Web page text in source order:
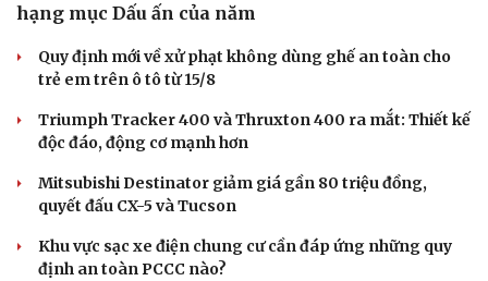
hạng mục Dấu ấn của năm
Quy định mới về xử phạt không dùng ghế an toàn cho
trẻ em trên ô tô từ 15/8
Triumph Tracker 400 và Thruxton 400 ra mắt: Thiết kế
độc đáo, động cơ mạnh hơn
Mitsubishi Destinator giảm giá gần 80 triệu đồng,
quyết đấu CX-5 và Tucson
Khu vực sạc xe điện chung cư cần đáp ứng những quy
định an toàn PCCC nào?